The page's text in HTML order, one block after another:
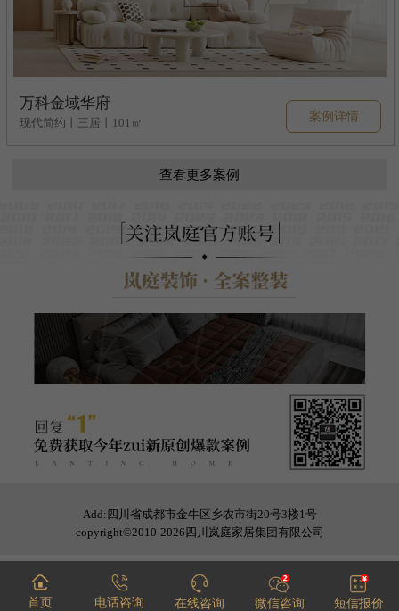
万科金域华府
现代简约丨三居丨101㎡ 案例详情
查看更多案例
Add:四川省成都市金牛区乡农市街20号3楼1号
copyright©2010-2026四川岚庭家居集团有限公司
首页 电话咨询 在线咨询 微信咨询 短信报价